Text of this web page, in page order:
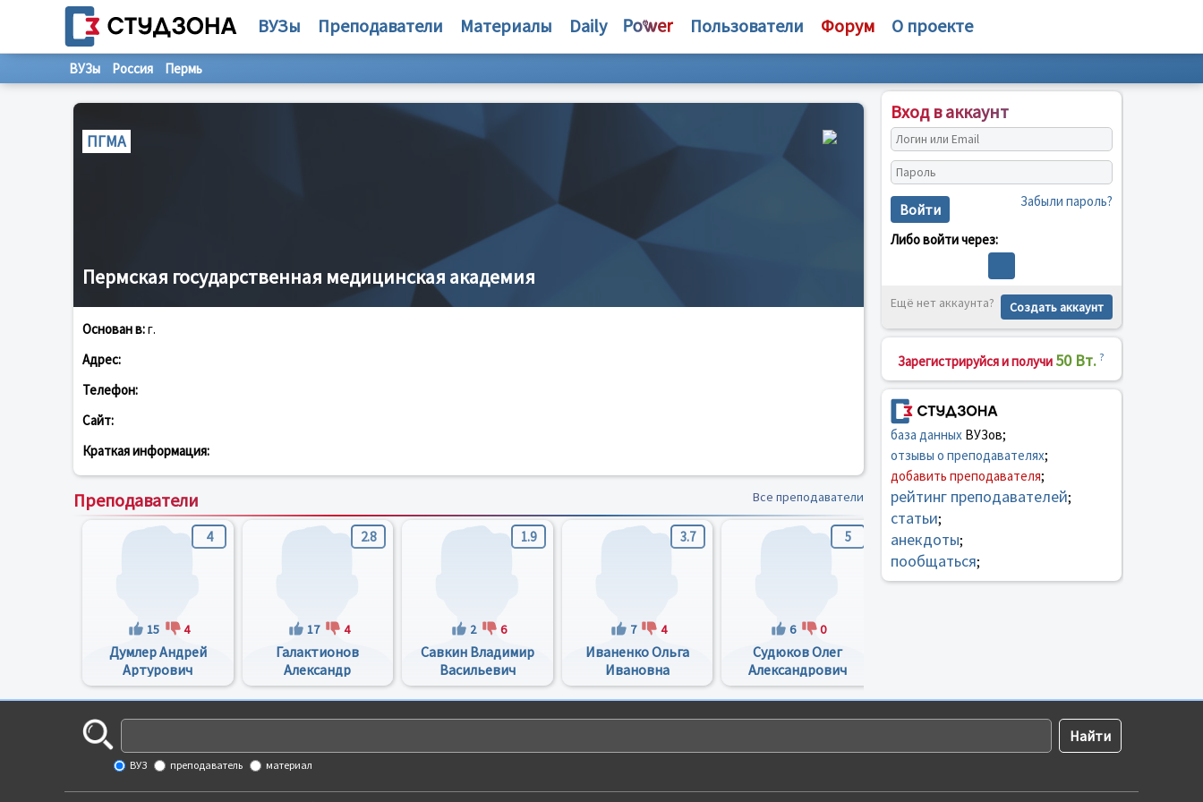
ВУЗы Преподаватели Материалы Daily Пользователи Форум О проекте
ВУЗы Россия Пермь
ПГМА
Пермская государственная медицинская академия
Основан в:г.
Адрес:
Телефон:
Сайт:
Краткая информация:
Преподаватели Все преподаватели
4
15 4
Думлер Андрей
Артурович
2.8
17 4
Галактионов
Александр
Анатольевич
1.9
2 6
Савкин Владимир
Васильевич
3.7
7 4
Иваненко Ольга
Ивановна
5
6 0
Судюков Олег
Александрович
Вход в аккаунт
Войти Забыли пароль?
Либо войти через:
Ещё нет аккаунта? Создать аккаунт
Зарегистрируйся и получи 50 Вт. ?
база данныхВУЗов;
отзывы о преподавателях;
добавить преподавателя;
рейтинг преподавателей;
статьи;
анекдоты;
пообщаться;
ВУЗ преподаватель материал